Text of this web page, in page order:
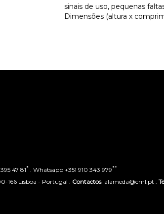
sinais de uso, pequenas
Dimensões (altura x
395 47 81* . Whatsapp +351 910 343 979**
166 Lisboa - Portugal . Contactos: alameda@cml.pt .